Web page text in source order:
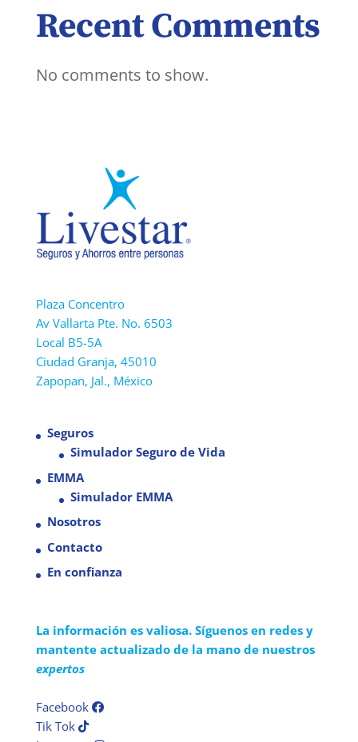
Recent Comments
No comments to show.
Plaza Concentro
Av Vallarta Pte. No. 6503
Local B5-5A
Ciudad Granja, 45010
Zapopan, Jal., México
Seguros
Simulador Seguro de Vida
EMMA
Simulador EMMA
Nosotros
Contacto
En confianza
La información es valiosa. Síguenos en redes y
mantente actualizado de la mano de nuestros
expertos
Facebook
Tik Tok